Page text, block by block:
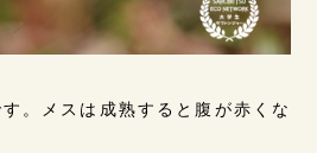
。メスは成熟すると腹が赤くな